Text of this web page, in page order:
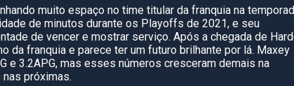
muito espaço no time titular da franquia na
de minutos durante os Playoffs de 2021, e seu
de vencer e mostrar serviço. Após a chegada de
da franquia e parece ter um futuro brilhante por lá. Maxey
e 3.2APG, mas esses números cresceram demais na
próximas.